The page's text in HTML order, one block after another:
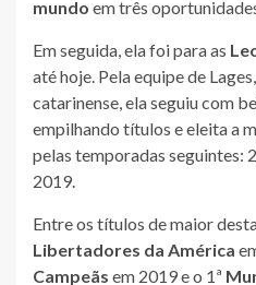
mundo em três
Em seguida, ela foi para as
até hoje. Pela equipe de
catarinense, ela seguiu com
empilhando títulos e eleita a
pelas temporadas seguintes:
2019.
Entre os títulos de maior
Libertadores da América
Campeãs em 2019 e o 1ª